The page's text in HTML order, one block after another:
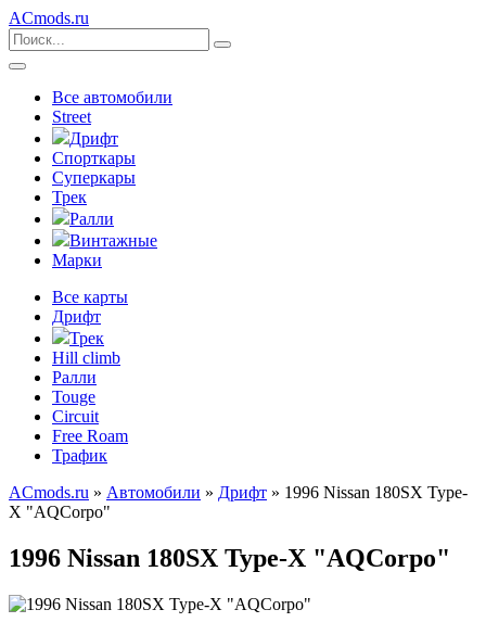
ACmods.ru
Все автомобили
Street
Дрифт
Спорткары
Суперкары
Трек
Ралли
Винтажные
Марки
Все карты
Дрифт
Трек
Hill climb
Ралли
Touge
Circuit
Free Roam
Трафик
ACmods.ru » Автомобили » Дрифт » 1996 Nissan 180SX Type-
X "AQCorpo"
1996 Nissan 180SX Type-X "AQCorpo"